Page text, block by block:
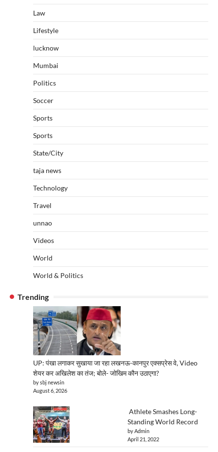
Law
Lifestyle
lucknow
Mumbai
Politics
Soccer
Sports
Sports
State/City
taja news
Technology
Travel
unnao
Videos
World
World & Politics
Trending
UP: पंखा लगाकर सुखाया जा रहा लखनऊ-कानपुर एक्सप्रेस वे, Video
शेयर कर अखिलेश का तंज; बोले- जोखिम कौन उठाएगा?
by sbj newsin
August 6, 2026
Athlete Smashes Long-
Standing World Record
by Admin
April 21, 2022